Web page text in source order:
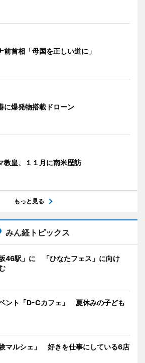
前首相「母国を正しい道に」
に爆発物搭載ドローン
教皇、１１月に南米歴訪
もっと見る
みん経トピックス
46駅」に 「ひなたフェス」に向け
ント「D-Cカフェ」 夏休みの子ども
マルシェ」 好きを仕事にしている6店